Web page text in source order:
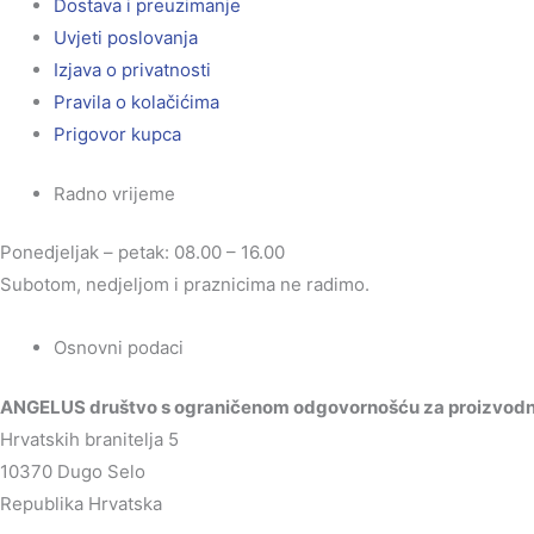
Dostava i preuzimanje
Uvjeti poslovanja
Izjava o privatnosti
Pravila o kolačićima
Prigovor kupca
Radno vrijeme
Ponedjeljak – petak: 08.00 – 16.00
Subotom, nedjeljom i praznicima ne radimo.
Osnovni podaci
ANGELUS društvo s ograničenom odgovornošću za
Hrvatskih branitelja 5
10370 Dugo Selo
Republika Hrvatska